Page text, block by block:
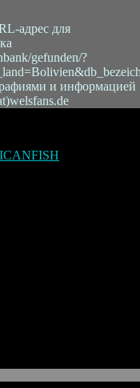
адрес для
gefunden/?
и информацией